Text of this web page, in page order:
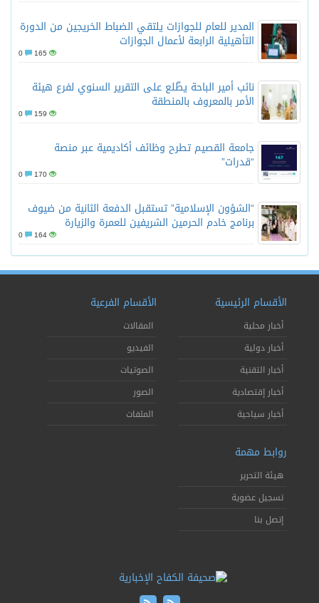
المدير للعام للجوازات يلتقي الضباط الخريجين من الدورة
التأهيلية الرابعة لأعمال الجوازات
165
نائب أمير الباحة يطّلع على التقرير السنوي لفرع هيئة
الأمر بالمعروف بالمنطقة
159
جامعة القصيم تطرح وظائف أكاديمية عبر منصة
“قدرات”
170
“الشؤون الإسلامية” تستقبل الدفعة الثانية من ضيوف
برنامج خادم الحرمين الشريفين للعمرة والزيارة
164
الأقسام الرئيسية
أخبار محلية
أخبار دولية
أخبار التقنية
أخبار إقتصادية
أخبار سياحية
الأقسام الفرعية
المقالات
الفيديو
الصوتيات
الصور
الملفات
روابط مهمة
هيئة التحرير
تسجيل عضوية
إتصل بنا